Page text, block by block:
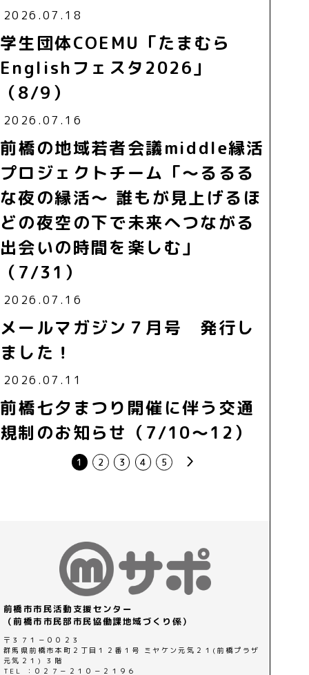
2026.07.18
学生団体COEMU「たまむら
Englishフェスタ2026」
（8/9）
2026.07.16
前橋の地域若者会議middle縁活
プロジェクトチーム「～るるる
な夜の縁活～ 誰もが見上げるほ
どの夜空の下で未来へつながる
出会いの時間を楽しむ」
（7/31）
2026.07.16
メールマガジン７月号 発行し
ました！
2026.07.11
前橋七夕まつり開催に伴う交通
規制のお知らせ（7/10～12）
1 2 3 4 5 next
前橋市市民活動支援センター
（前橋市市民部市民協働課地域づくり係）
〒３７１－００２３
群馬県前橋市本町２丁目１２番１号 ミヤケン元気２１(前橋プラザ
元気２１) ３階
TEL ：０２７－２１０－２１９６